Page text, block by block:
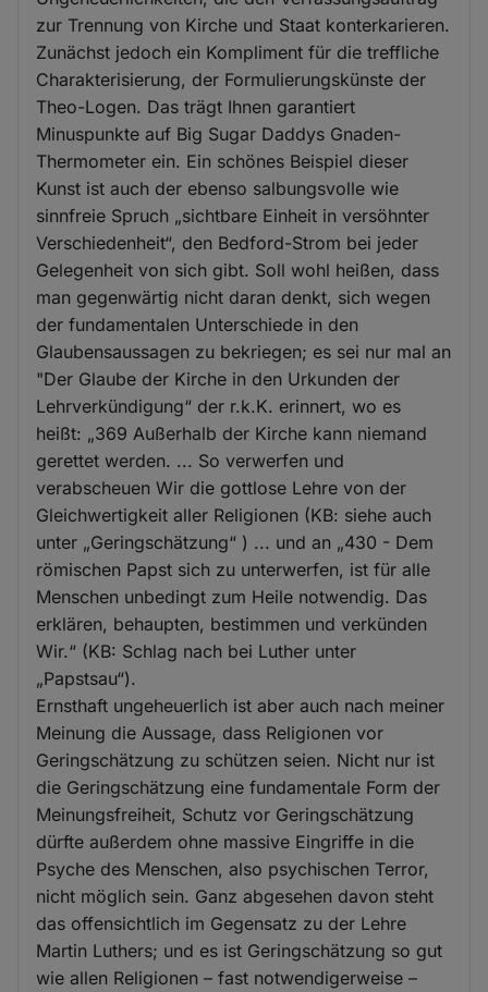
zur Trennung von Kirche und Staat konterkarieren.
Zunächst jedoch ein Kompliment für die treffliche
Charakterisierung, der Formulierungskünste der
Theo-Logen. Das trägt Ihnen garantiert
Minuspunkte auf Big Sugar Daddys Gnaden-
Thermometer ein. Ein schönes Beispiel dieser
Kunst ist auch der ebenso salbungsvolle wie
sinnfreie Spruch „sichtbare Einheit in versöhnter
Verschiedenheit“, den Bedford-Strom bei jeder
Gelegenheit von sich gibt. Soll wohl heißen, dass
man gegenwärtig nicht daran denkt, sich wegen
der fundamentalen Unterschiede in den
Glaubensaussagen zu bekriegen; es sei nur mal an
"Der Glaube der Kirche in den Urkunden der
Lehrverkündigung“ der r.k.K. erinnert, wo es
heißt: „369 Außerhalb der Kirche kann niemand
gerettet werden. ... So verwerfen und
verabscheuen Wir die gottlose Lehre von der
Gleichwertigkeit aller Religionen (KB: siehe auch
unter „Geringschätzung“ ) ... und an „430 - Dem
römischen Papst sich zu unterwerfen, ist für alle
Menschen unbedingt zum Heile notwendig. Das
erklären, behaupten, bestimmen und verkünden
Wir.“ (KB: Schlag nach bei Luther unter
„Papstsau“).
Ernsthaft ungeheuerlich ist aber auch nach meiner
Meinung die Aussage, dass Religionen vor
Geringschätzung zu schützen seien. Nicht nur ist
die Geringschätzung eine fundamentale Form der
Meinungsfreiheit, Schutz vor Geringschätzung
dürfte außerdem ohne massive Eingriffe in die
Psyche des Menschen, also psychischen Terror,
nicht möglich sein. Ganz abgesehen davon steht
das offensichtlich im Gegensatz zu der Lehre
Martin Luthers; und es ist Geringschätzung so gut
wie allen Religionen – fast notwendigerweise –